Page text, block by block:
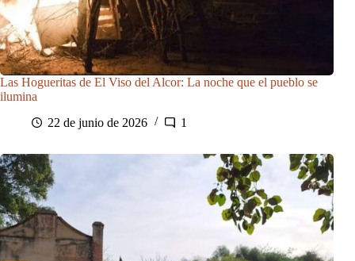
Las Hogueritas de El Viso del Alcor: La noche que el pueblo se
ilumina
22 de junio de 2026
1